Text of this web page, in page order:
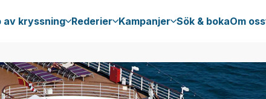
av kryssning Rederier Kampanjer Sök & bokaOm oss